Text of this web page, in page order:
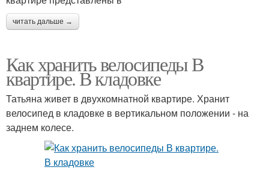
читать дальше →
Как хранить велосипеды В
квартире. В кладовке
Татьяна живет в двухкомнатной квартире. Хранит
велосипед в кладовке в вертикальном положении - на
заднем колесе.